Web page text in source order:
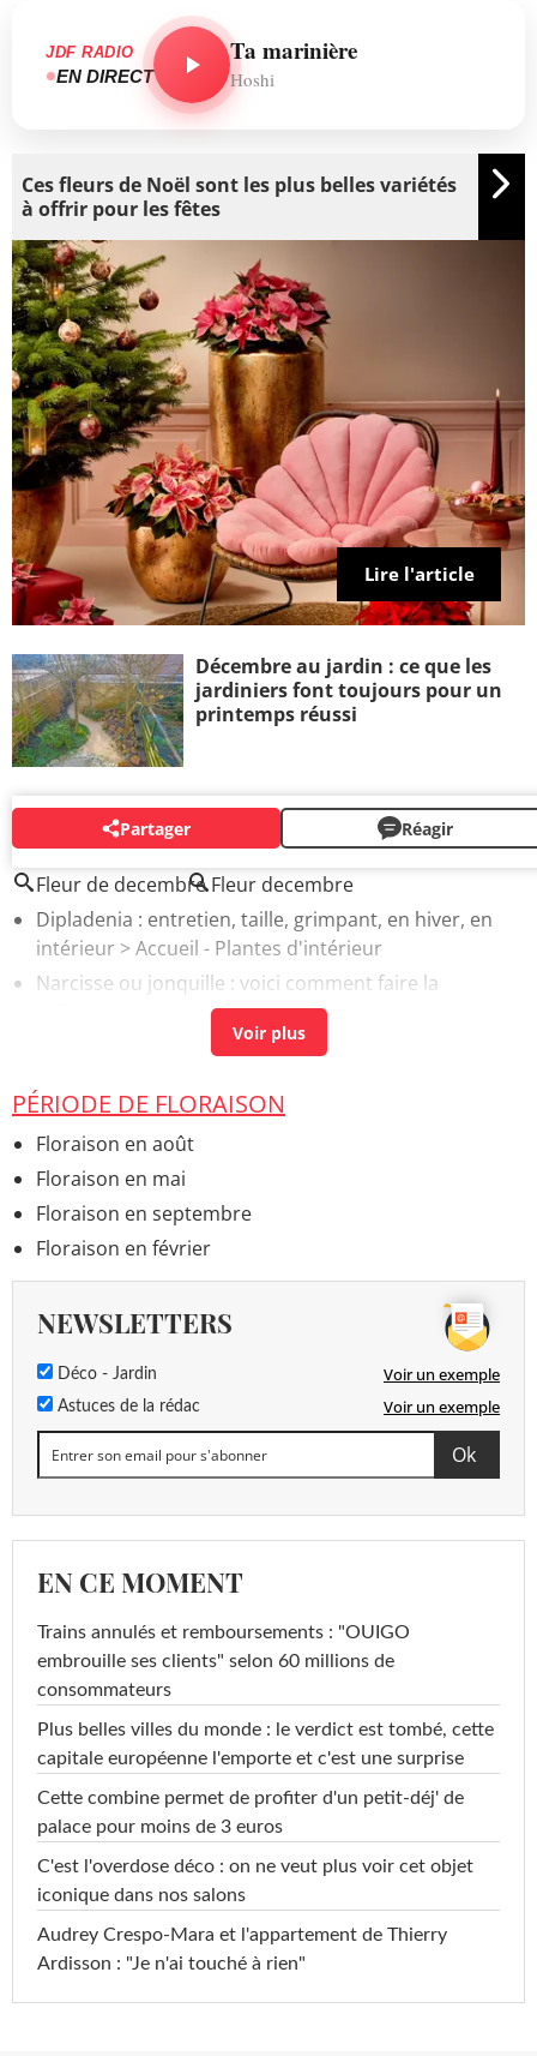
JDF RADIO
EN DIRECT
Ta marinière
Hoshi
Lire l'article
Ces fleurs de Noël sont les plus belles variétés
à offrir pour les fêtes
Décembre au jardin : ce que les
jardiniers font toujours pour un
printemps réussi
Partager Réagir
AUTOUR DU MÊME SUJET
Fleur de decembre Fleur decembre
Dipladenia : entretien, taille, grimpant, en hiver, en
intérieur > Accueil - Plantes d'intérieur
Narcisse ou jonquille : voici comment faire la
différence et en prendre soin> Accueil - Bulbes
PÉRIODE DE FLORAISON
Floraison en août
Floraison en mai
Floraison en septembre
Floraison en février
NEWSLETTERS
Déco - Jardin Voir un exemple
Astuces de la rédac Voir un exemple
EN CE MOMENT
Trains annulés et remboursements : "OUIGO
embrouille ses clients" selon 60 millions de
consommateurs
Plus belles villes du monde : le verdict est tombé, cette
capitale européenne l'emporte et c'est une surprise
Cette combine permet de profiter d'un petit-déj' de
palace pour moins de 3 euros
C'est l'overdose déco : on ne veut plus voir cet objet
iconique dans nos salons
Audrey Crespo-Mara et l'appartement de Thierry
Ardisson : "Je n'ai touché à rien"